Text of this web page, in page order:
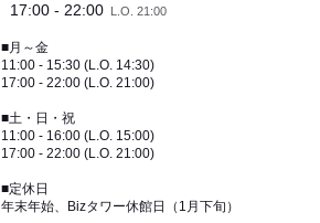
17:00 - 22:00 L.O. 21:00
■月～金
11:00 - 15:30 (L.O. 14:30)
17:00 - 22:00 (L.O. 21:00)
■土・日・祝
11:00 - 16:00 (L.O. 15:00)
17:00 - 22:00 (L.O. 21:00)
■定休日
年末年始、Bizタワー休館日（1月下旬）